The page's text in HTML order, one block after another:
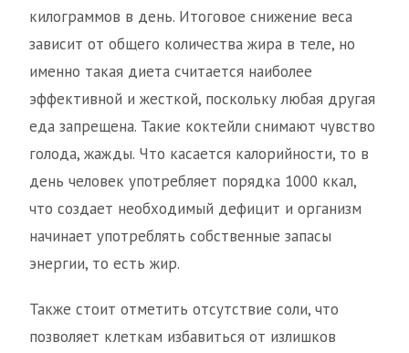
килограммов в день. Итоговое снижение веса
зависит от общего количества жира в теле, но
именно такая диета считается наиболее
эффективной и жесткой, поскольку любая другая
еда запрещена. Такие коктейли снимают чувство
голода, жажды. Что касается калорийности, то в
день человек употребляет порядка 1000 ккал,
что создает необходимый дефицит и организм
начинает употреблять собственные запасы
энергии, то есть жир.
Также стоит отметить отсутствие соли, что
позволяет клеткам избавиться от излишков